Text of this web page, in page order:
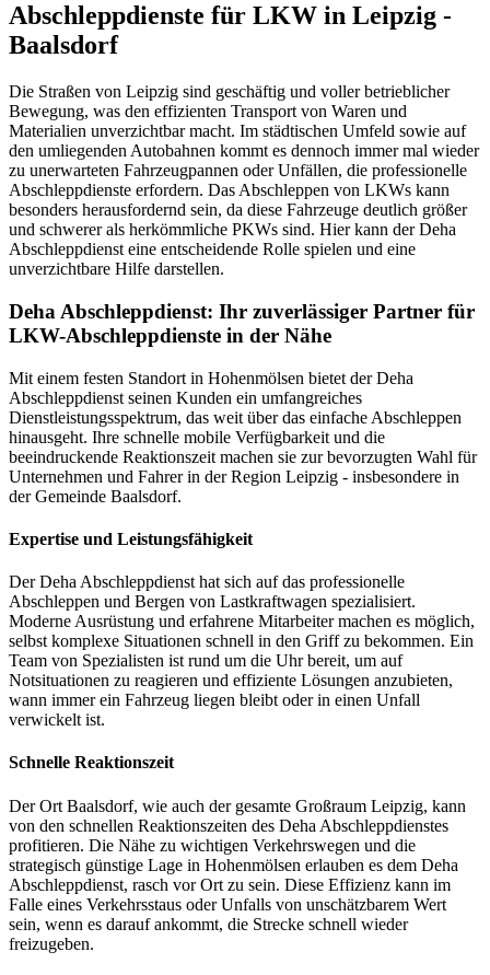
Abschleppdienste für LKW in Leipzig -
Baalsdorf
Die Straßen von Leipzig sind geschäftig und voller betrieblicher
Bewegung, was den effizienten Transport von Waren und
Materialien unverzichtbar macht. Im städtischen Umfeld sowie auf
den umliegenden Autobahnen kommt es dennoch immer mal wieder
zu unerwarteten Fahrzeugpannen oder Unfällen, die professionelle
Abschleppdienste erfordern. Das Abschleppen von LKWs kann
besonders herausfordernd sein, da diese Fahrzeuge deutlich größer
und schwerer als herkömmliche PKWs sind. Hier kann der Deha
Abschleppdienst eine entscheidende Rolle spielen und eine
unverzichtbare Hilfe darstellen.
Deha Abschleppdienst: Ihr zuverlässiger Partner für
LKW-Abschleppdienste in der Nähe
Mit einem festen Standort in Hohenmölsen bietet der Deha
Abschleppdienst seinen Kunden ein umfangreiches
Dienstleistungsspektrum, das weit über das einfache Abschleppen
hinausgeht. Ihre schnelle mobile Verfügbarkeit und die
beeindruckende Reaktionszeit machen sie zur bevorzugten Wahl für
Unternehmen und Fahrer in der Region Leipzig - insbesondere in
der Gemeinde Baalsdorf.
Expertise und Leistungsfähigkeit
Der Deha Abschleppdienst hat sich auf das professionelle
Abschleppen und Bergen von Lastkraftwagen spezialisiert.
Moderne Ausrüstung und erfahrene Mitarbeiter machen es möglich,
selbst komplexe Situationen schnell in den Griff zu bekommen. Ein
Team von Spezialisten ist rund um die Uhr bereit, um auf
Notsituationen zu reagieren und effiziente Lösungen anzubieten,
wann immer ein Fahrzeug liegen bleibt oder in einen Unfall
verwickelt ist.
Schnelle Reaktionszeit
Der Ort Baalsdorf, wie auch der gesamte Großraum Leipzig, kann
von den schnellen Reaktionszeiten des Deha Abschleppdienstes
profitieren. Die Nähe zu wichtigen Verkehrswegen und die
strategisch günstige Lage in Hohenmölsen erlauben es dem Deha
Abschleppdienst, rasch vor Ort zu sein. Diese Effizienz kann im
Falle eines Verkehrsstaus oder Unfalls von unschätzbarem Wert
sein, wenn es darauf ankommt, die Strecke schnell wieder
freizugeben.